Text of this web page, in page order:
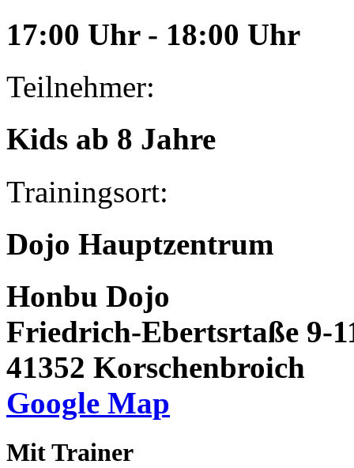
17:00 Uhr - 18:00 Uhr
Teilnehmer:
Kids ab 8 Jahre
Trainingsort:
Dojo Hauptzentrum
Honbu Dojo
Friedrich-Ebertsrtaße 9-
41352 Korschenbroich
Google Map
Mit Trainer